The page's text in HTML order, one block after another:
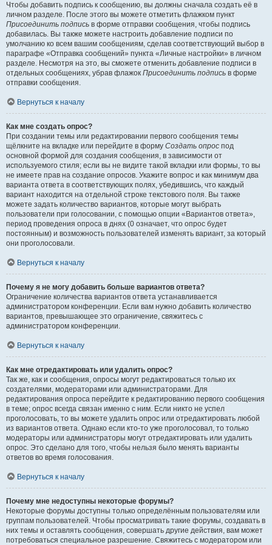
Чтобы добавить подпись к сообщению, вы должны сначала создать её в
личном разделе. После этого вы можете отметить флажком пункт
Присоединить подпись в форме отправки сообщения, чтобы подпись
добавилась. Вы также можете настроить добавление подписи по
умолчанию ко всем вашим сообщениям, сделав соответствующий выбор в
параграфе «Отправка сообщений» пункта «Личные настройки» в личном
разделе. Несмотря на это, вы сможете отменить добавление подписи в
отдельных сообщениях, убрав флажок Присоединить подпись в форме
отправки сообщения.
Вернуться к началу
Как мне создать опрос?
При создании темы или редактировании первого сообщения темы
щёлкните на вкладке или перейдите в форму Создать опрос под
основной формой для создания сообщения, в зависимости от
используемого стиля; если вы не видите такой вкладки или формы, то вы
не имеете прав на создание опросов. Укажите вопрос и как минимум два
варианта ответа в соответствующих полях, убедившись, что каждый
вариант находится на отдельной строке текстового поля. Вы также
можете задать количество вариантов, которые могут выбрать
пользователи при голосовании, с помощью опции «Вариантов ответа»,
период проведения опроса в днях (0 означает, что опрос будет
постоянным) и возможность пользователей изменять вариант, за который
они проголосовали.
Вернуться к началу
Почему я не могу добавить больше вариантов ответа?
Ограничение количества вариантов ответа устанавливается
администратором конференции. Если вам нужно добавить количество
вариантов, превышающее это ограничение, свяжитесь с
администратором конференции.
Вернуться к началу
Как мне отредактировать или удалить опрос?
Так же, как и сообщения, опросы могут редактироваться только их
создателями, модераторами или администраторами. Для
редактирования опроса перейдите к редактированию первого сообщения
в теме; опрос всегда связан именно с ним. Если никто не успел
проголосовать, то вы можете удалить опрос или отредактировать любой
из вариантов ответа. Однако если кто-то уже проголосовал, то только
модераторы или администраторы могут отредактировать или удалить
опрос. Это сделано для того, чтобы нельзя было менять варианты
ответов во время голосования.
Вернуться к началу
Почему мне недоступны некоторые форумы?
Некоторые форумы доступны только определённым пользователям или
группам пользователей. Чтобы просматривать такие форумы, создавать в
них темы и оставлять сообщения, совершать другие действия, вам может
потребоваться специальное разрешение. Свяжитесь с модератором или